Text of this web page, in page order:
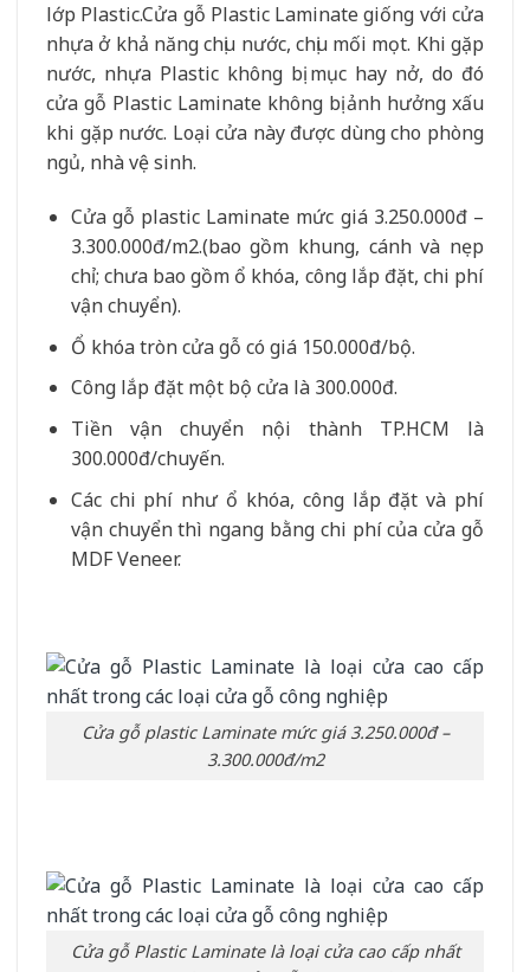
lớp Plastic.Cửa gỗ Plastic Laminate giống với cửa
nhựa ở khả năng chịu nước, chịu mối mọt. Khi gặp
nước, nhựa Plastic không bị mục hay nở, do đó
cửa gỗ Plastic Laminate không bị ảnh hưởng xấu
khi gặp nước. Loại cửa này được dùng cho phòng
ngủ, nhà vệ sinh.
Cửa gỗ plastic Laminate mức giá 3.250.000đ –
3.300.000đ/m2.(bao gồm khung, cánh và nẹp
chỉ; chưa bao gồm ổ khóa, công lắp đặt, chi phí
vận chuyển).
Ổ khóa tròn cửa gỗ có giá 150.000đ/bộ.
Công lắp đặt một bộ cửa là 300.000đ.
Tiền vận chuyển nội thành TP.HCM là
300.000đ/chuyến.
Các chi phí như ổ khóa, công lắp đặt và phí
vận chuyển thì ngang bằng chi phí của cửa gỗ
MDF Veneer.
Cửa gỗ plastic Laminate mức giá 3.250.000đ –
3.300.000đ/m2
Cửa gỗ Plastic Laminate là loại cửa cao cấp nhất